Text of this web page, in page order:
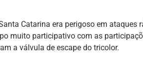
Catarina era perigoso em ataques
muito participativo com as
a válvula de escape do tricolor.